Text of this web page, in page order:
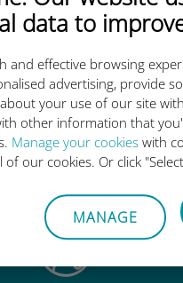
data to
and effective browsing
advertising, provide
your use of our site
other information that
Manage your cookies with
of our cookies. Or click
MANAGE
Ubigi
し